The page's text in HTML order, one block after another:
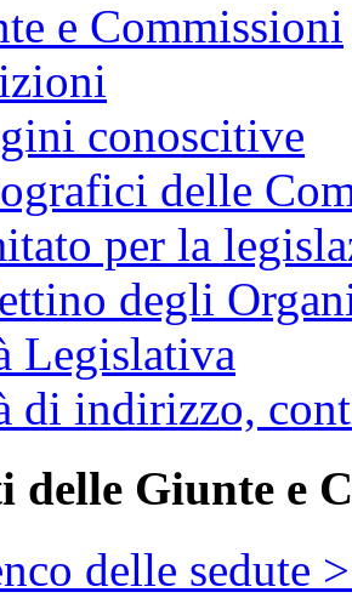
e Commissioni
conoscitive
delle
per la
degli
Legislativa
di indirizzo,
delle Giunte e
delle sedute